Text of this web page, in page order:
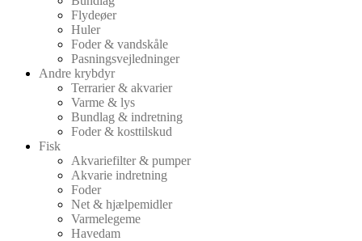
Flydeøer
Huler
Foder & vandskåle
Pasningsvejledninger
Andre krybdyr
Terrarier & akvarier
Varme & lys
Bundlag & indretning
Foder & kosttilskud
Fisk
Akvariefilter & pumper
Akvarie indretning
Foder
Net & hjælpemidler
Varmelegeme
Havedam